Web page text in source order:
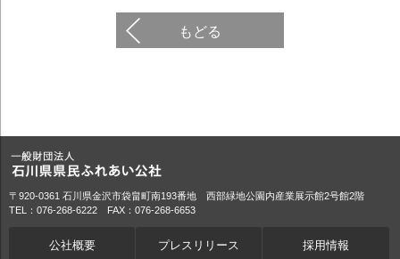
もどる
〒920-0361 石川県金沢市袋畠町南193番地 西部緑地公園内産業展示館2号館2階
TEL：076-268-6222 FAX：076-268-6653
公社概要 プレスリリース 採用情報